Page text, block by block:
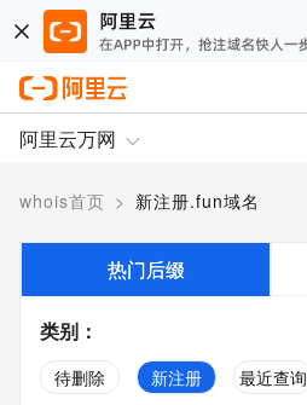
阿里云万网
whois首页 > 新注册.fun域名
热门后缀
类别 ：
待删除 新注册 最近查询